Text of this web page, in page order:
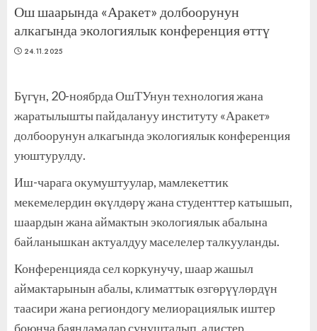
Ош шаарында «Аракет» долбоорунун
алкагында экологиялык конференция өттү
24.11.2025
Бүгүн, 20-ноябрда ОшТУнун технология жана
жаратылышты пайдалануу институту «Аракет»
долбоорунун алкагында экологиялык конференция
уюштурулду.
Иш-чарага окумуштуулар, мамлекеттик
мекемелердин өкүлдөрү жана студенттер катышып,
шаардын жана аймактын экологиялык абалына
байланышкан актуалдуу маселелер талкууланды.
Конференцияда сел коркунучу, шаар жашыл
аймактарынын абалы, климаттык өзгөрүүлөрдүн
таасири жана региондогу мелиорациялык иштер
боюнча баяндамалар сунушталып, адистер